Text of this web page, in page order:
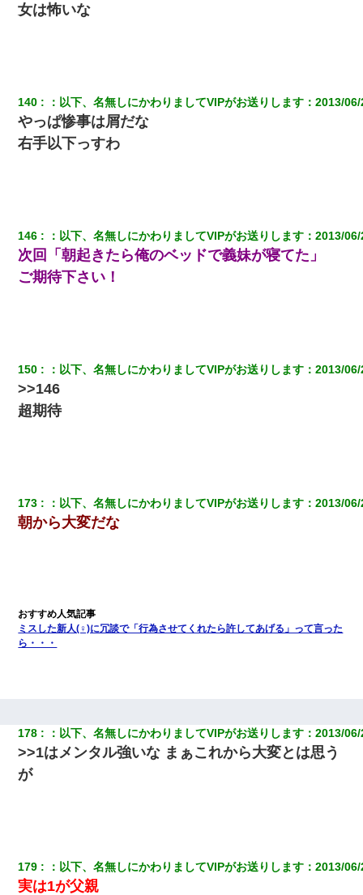
女は怖いな
140 ： 以下、名無しにかわりましてVIPがお送りします ：2013/
やっぱ惨事は屑だな
右手以下っすわ
146 ： 以下、名無しにかわりましてVIPがお送りします ：2013/
次回「朝起きたら俺のベッドで義妹が寝てた」
ご期待下さい！
150 ： 以下、名無しにかわりましてVIPがお送りします ：2013/
>>146
超期待
173 ： 以下、名無しにかわりましてVIPがお送りします ：2013/
朝から大変だな
ミスした新人(♀)に冗談で「行為させてくれたら許してあげる」って言った
ら・・・
178 ： 以下、名無しにかわりましてVIPがお送りします ：2013/
>>1はメンタル強いな まぁこれから大変とは思う
が
179 ： 以下、名無しにかわりましてVIPがお送りします ：2013/
実は1が父親